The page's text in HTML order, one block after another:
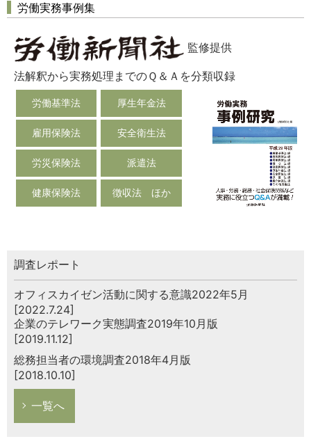
労働実務事例集
監修提供
法解釈から実務処理までのＱ＆Ａを分類収録
労働基準法 厚生年金法
雇用保険法 安全衛生法
労災保険法 派遣法
健康保険法 徴収法 ほか
調査レポート
オフィスカイゼン活動に関する意識2022年5月
[2022.7.24]
企業のテレワーク実態調査2019年10月版
[2019.11.12]
総務担当者の環境調査2018年4月版
[2018.10.10]
一覧へ